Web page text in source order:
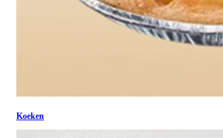
Koeken